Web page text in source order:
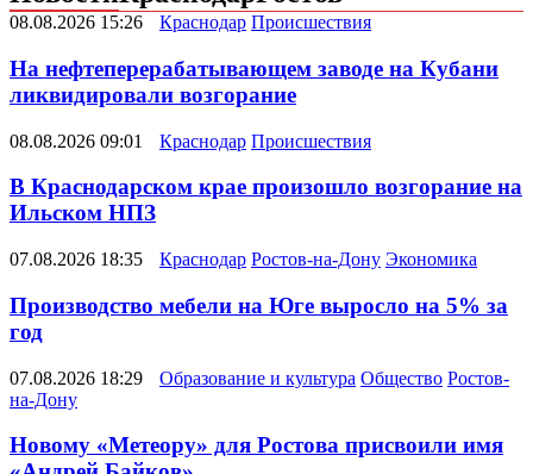
08.08.2026 15:26 Краснодар Происшествия
На нефтеперерабатывающем заводе на Кубани
ликвидировали возгорание
08.08.2026 09:01 Краснодар Происшествия
В Краснодарском крае произошло возгорание на
Ильском НПЗ
07.08.2026 18:35 Краснодар Ростов-на-Дону Экономика
Производство мебели на Юге выросло на 5% за
год
07.08.2026 18:29 Образование и культура Общество Ростов-
на-Дону
Новому «Метеору» для Ростова присвоили имя